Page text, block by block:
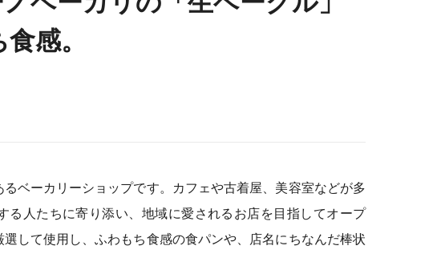
感。
ベーカリーショップです。カフェや古着屋、美容室などが多
る人たちに寄り添い、地域に愛されるお店を目指してオープ
して使用し、ふわもち食感の食パンや、店名にちなんだ棒状